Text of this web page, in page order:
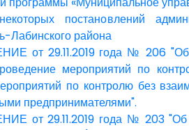
постановлений
Лабинского района
от 29.11.2019 года № 206 "Об
мероприятий по
по контролю без
предпринимателями".
от 29.11.2019 года № 203 "Об